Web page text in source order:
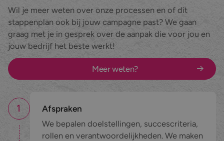
Wil je meer weten over onze processen en of dit
stappenplan ook bij jouw campagne past? We gaan
graag met je in gesprek over de aanpak die voor jou en
jouw bedrijf het beste werkt!
Meer weten?
1
Afspraken
We bepalen doelstellingen, succescriteria,
rollen en verantwoordelijkheden. We maken